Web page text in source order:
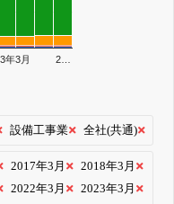
年3月 2…
設備工事業 全社(共通)
2017年3月
2018年3月
2022年3月
2023年3月